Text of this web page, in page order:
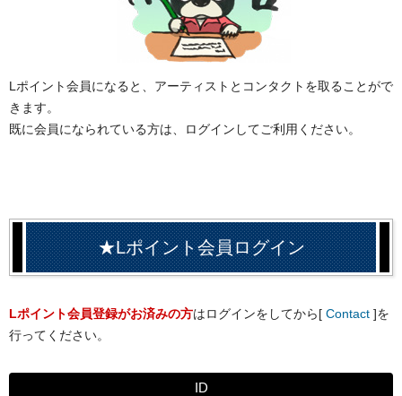
Lポイント会員になると、アーティストとコンタクトを取ることがで
きます。
既に会員になられている方は、ログインしてご利用ください。
★Lポイント会員ログイン
Lポイント会員登録がお済みの方はログインをしてから[ Contact ]を
行ってください。
ID